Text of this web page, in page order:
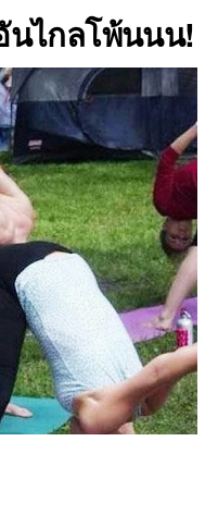
นไกลโพ้นนน!